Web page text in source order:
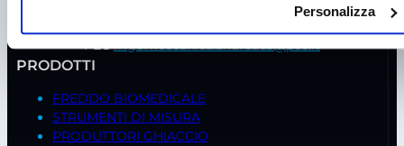
Personalizza
PECfrigomeccanica.andreaus@pec.it
PRODOTTI
FREDDO BIOMEDICALE
STRUMENTI DI MISURA
PRODUTTORI GHIACCIO